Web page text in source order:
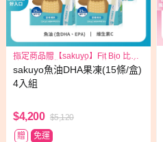
指定商品贈【sakuyo】Fit Bio 比菲
德氏菌盒裝版15日份(15條/盒)*1盒
sakuyo魚油DHA果凍(15條/盒)
4入組
$4,200 $5,120
贈
免運